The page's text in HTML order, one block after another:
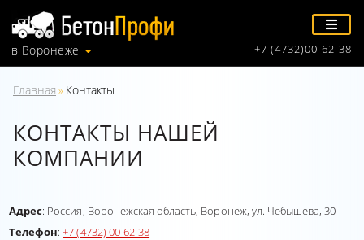
в Воронеже +7 (4732)00-62-38
Главная » Контакты
КОНТАКТЫ НАШЕЙ
КОМПАНИИ
Адрес: Россия, Воронежская область, Воронеж, ул. Чебышева, 30
Телефон:+7 (4732) 00-62-38